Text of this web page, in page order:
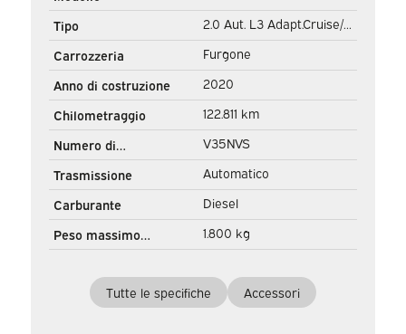
Tipo
2.0 Aut. L3 Adapt.Cruise/
Headup/ Riscaldamento
del cavalletto/
Riscaldamento dei sedili/
Keyless/ Carplay/ Navi/
Telecamera/ PDC/ LMV/
Clima/ Barra di traino
Carrozzeria
Furgone
Anno di costruzione
2020
Chilometraggio
122.811 km
Numero di
registrazione
V35NVS
Trasmissione
Automatico
Carburante
Diesel
Peso massimo
1.800 kg
Tutte le specifiche Accessori